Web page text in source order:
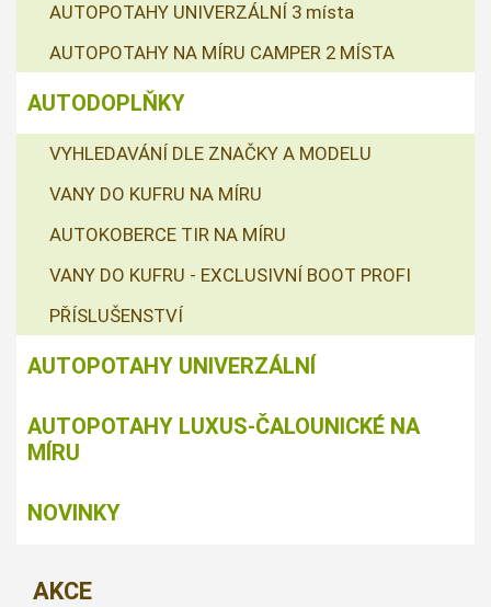
AUTOPOTAHY UNIVERZÁLNÍ 3 místa
AUTOPOTAHY NA MÍRU CAMPER 2 MÍSTA
AUTODOPLŇKY
VYHLEDAVÁNÍ DLE ZNAČKY A MODELU
VANY DO KUFRU NA MÍRU
AUTOKOBERCE TIR NA MÍRU
VANY DO KUFRU - EXCLUSIVNÍ BOOT PROFI
PŘÍSLUŠENSTVÍ
AUTOPOTAHY UNIVERZÁLNÍ
AUTOPOTAHY LUXUS-ČALOUNICKÉ NA
MÍRU
NOVINKY
AKCE